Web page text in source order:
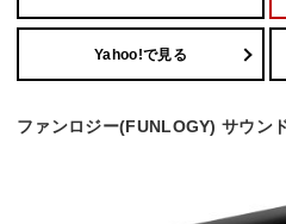
Yahoo!で見る
ファンロジー(FUNLOGY) サウン